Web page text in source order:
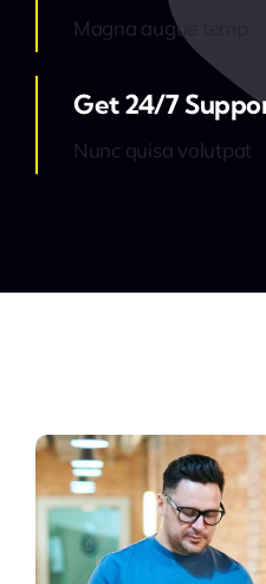
Magna augue temp
Get 24/7
Nunc quisa volutpat